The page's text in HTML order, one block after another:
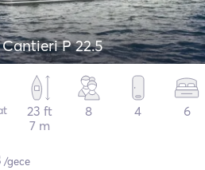
P 22.5
23 ft
7 m
8 4 6
/gece